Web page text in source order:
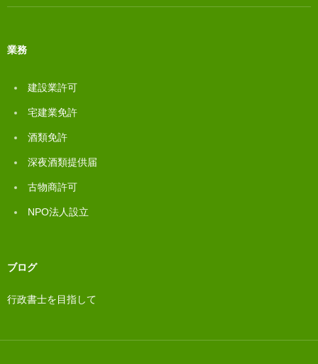
業務
建設業許可
宅建業免許
酒類免許
深夜酒類提供届
古物商許可
NPO法人設立
ブログ
行政書士を目指して